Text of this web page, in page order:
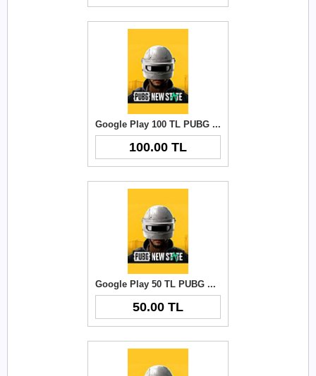
Google Play 100 TL PUBG New State NC
100.00 TL
Google Play 50 TL PUBG New State NC
50.00 TL